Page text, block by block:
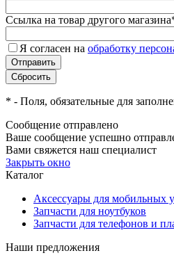
Ссылка на товар другого магазина
Я согласен на обработку
* - Поля, обязательные для
Сообщение отправлено
Ваше сообщение успешно
Вами свяжется наш специалист
Закрыть окно
Каталог
Аксессуары для мобильных
Запчасти для ноутбуков
Запчасти для телефонов и
Наши предложения